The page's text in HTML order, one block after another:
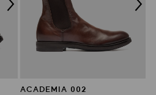
ACADEMIA 002